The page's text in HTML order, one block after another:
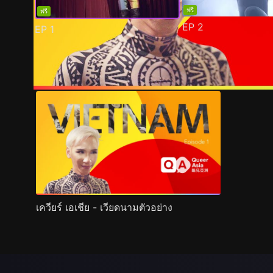
ฟรี
EP 1
ฟรี
EP 2
ตัวอย่าง ภาพนิ่ง เนื้อหาที่แนะนำ รายละเอียด
เควียร์ เอเชีย - เวียดนามตัวอย่าง